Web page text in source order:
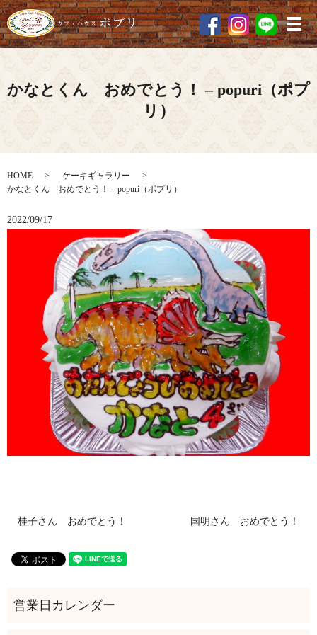
メ
かなとくん おめでとう！ – popuri（ポプ
リ）
HOME
ケーキギャラリー
かなとくん おめでとう！ – popuri（ポプリ）
2022/09/17
桂子さん おめでとう！ 国明さん おめでとう！